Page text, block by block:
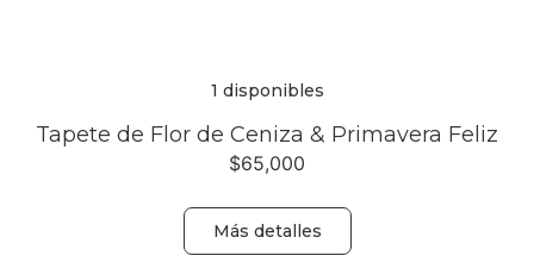
1 disponibles
Tapete de Flor de Ceniza & Primavera Feliz
$65,000
Más detalles